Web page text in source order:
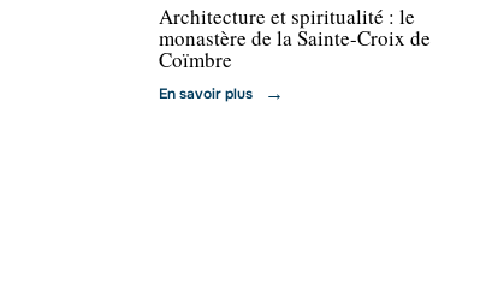
Architecture et spiritualité : le
monastère de la Sainte-Croix de
Coïmbre
En savoir plus